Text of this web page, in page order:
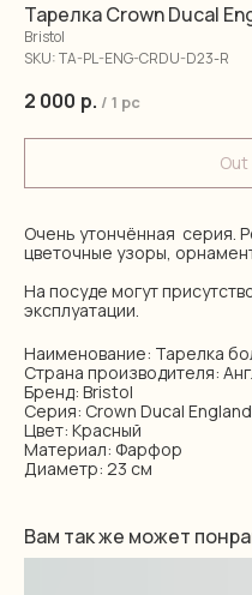
Тарелка Crown Ducal
Bristol
SKU:TA-PL-ENG-CRDU-D23-R
2 000 р. / 1 pc
Очень утончённая серия.
цветочные узоры,
На посуде могут
эксплуатации.
Наименование: Тарелка
Страна производителя:
Бренд: Bristol
Серия: Crown Ducal England
Цвет: Красный
Материал: Фарфор
Диаметр: 23 см
Вам так же может